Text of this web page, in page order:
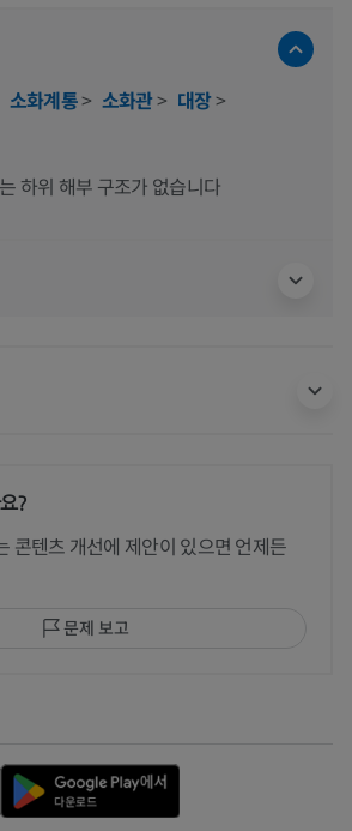
소화계통> 소화관> 대장>
하위 해부 구조가 없습니다
?
콘텐츠 개선에 제안이 있으면 언제든
문제 보고